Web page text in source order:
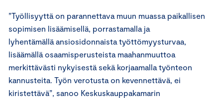
”Työllisyyttä on parannettava muun muassa paikallisen
sopimisen lisäämisellä, porrastamalla ja
lyhentämällä ansiosidonnaista työttömyysturvaa,
lisäämällä osaamisperusteista maahanmuuttoa
merkittävästi nykyisestä sekä korjaamalla työnteon
kannusteita. Työn verotusta on kevennettävä, ei
kiristettävä”, sanoo Keskuskauppakamarin